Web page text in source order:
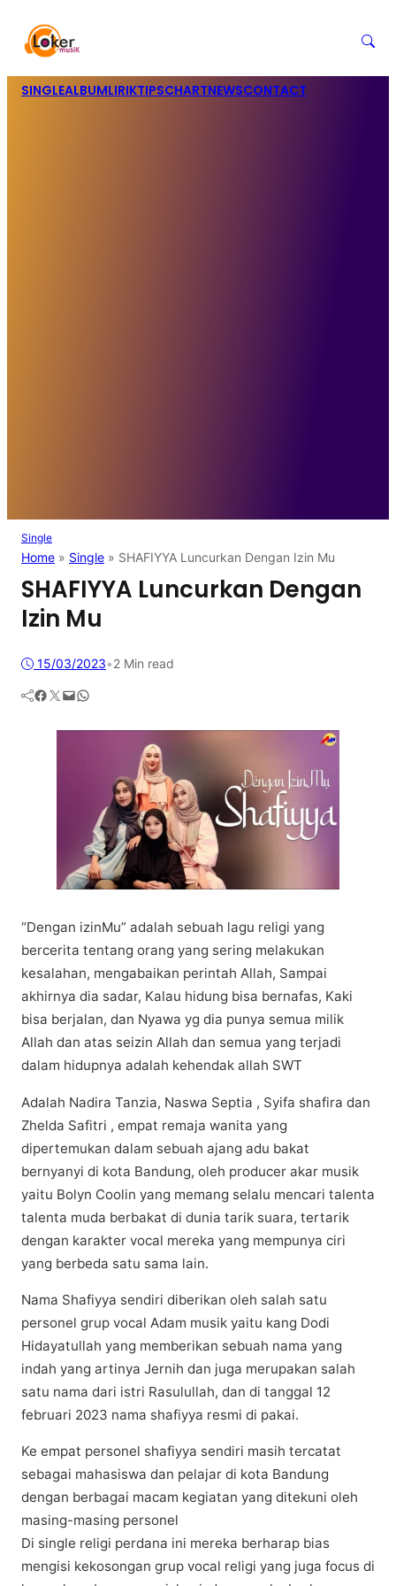
SINGLEALBUMLIRIKTIPSCHARTNEWSCONTACT
Single
Home » Single » SHAFIYYA Luncurkan Dengan Izin Mu
SHAFIYYA Luncurkan Dengan
Izin Mu
15/03/2023•2 Min read
Facebook Twitter Mail WhatsApp
“Dengan izinMu” adalah sebuah lagu religi yang
bercerita tentang orang yang sering melakukan
kesalahan, mengabaikan perintah Allah, Sampai
akhirnya dia sadar, Kalau hidung bisa bernafas, Kaki
bisa berjalan, dan Nyawa yg dia punya semua milik
Allah dan atas seizin Allah dan semua yang terjadi
dalam hidupnya adalah kehendak allah SWT
Adalah Nadira Tanzia, Naswa Septia , Syifa shafira dan
Zhelda Safitri , empat remaja wanita yang
dipertemukan dalam sebuah ajang adu bakat
bernyanyi di kota Bandung, oleh producer akar musik
yaitu Bolyn Coolin yang memang selalu mencari talenta
talenta muda berbakat di dunia tarik suara, tertarik
dengan karakter vocal mereka yang mempunya ciri
yang berbeda satu sama lain.
Nama Shafiyya sendiri diberikan oleh salah satu
personel grup vocal Adam musik yaitu kang Dodi
Hidayatullah yang memberikan sebuah nama yang
indah yang artinya Jernih dan juga merupakan salah
satu nama dari istri Rasulullah, dan di tanggal 12
februari 2023 nama shafiyya resmi di pakai.
Ke empat personel shafiyya sendiri masih tercatat
sebagai mahasiswa dan pelajar di kota Bandung
dengan berbagai macam kegiatan yang ditekuni oleh
masing-masing personel
Di single religi perdana ini mereka berharap bias
mengisi kekosongan grup vocal religi yang juga focus di